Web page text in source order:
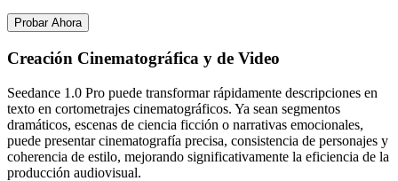
Probar Ahora
Creación Cinematográfica y de Video
Seedance 1.0 Pro puede transformar rápidamente descripciones en
texto en cortometrajes cinematográficos. Ya sean segmentos
dramáticos, escenas de ciencia ficción o narrativas emocionales,
puede presentar cinematografía precisa, consistencia de personajes y
coherencia de estilo, mejorando significativamente la eficiencia de la
producción audiovisual.